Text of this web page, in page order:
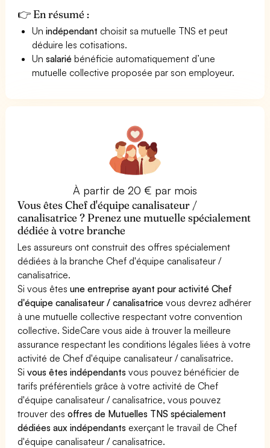
👉 En résumé :
Unindépendant choisit sa mutuelle TNS et peut
déduire les cotisations.
Unsalarié bénéficie automatiquement d’une
mutuelle collective proposée par son employeur.
À partir de 20 € par mois
Vous êtes Chef d'équipe canalisateur /
canalisatrice ? Prenez une mutuelle spécialement
dédiée à votre branche
Les assureurs ont construit des offres spécialement
dédiées à la branche Chef d'équipe canalisateur /
canalisatrice.
Si vous êtesune entreprise ayant pour activité Chef
d'équipe canalisateur / canalisatrice vous devrez adhérer
à une mutuelle collective respectant votre convention
collective. SideCare vous aide à trouver la meilleure
assurance respectant les conditions légales liées à votre
activité de Chef d'équipe canalisateur / canalisatrice.
Sivous êtes indépendants vous pouvez bénéficier de
tarifs préférentiels grâce à votre activité de Chef
d'équipe canalisateur / canalisatrice, vous pouvez
trouver desoffres de Mutuelles TNS spécialement
dédiées aux indépendants exerçant le travail de Chef
d'équipe canalisateur / canalisatrice.